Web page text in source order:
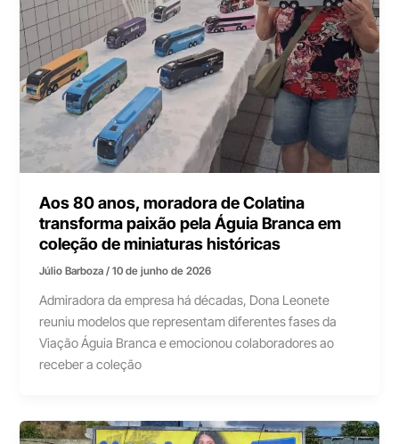
Aos 80 anos, moradora de Colatina
transforma paixão pela Águia Branca em
coleção de miniaturas históricas
Júlio Barboza/10 de junho de 2026
Admiradora da empresa há décadas, Dona Leonete
reuniu modelos que representam diferentes fases da
Viação Águia Branca e emocionou colaboradores ao
receber a coleção